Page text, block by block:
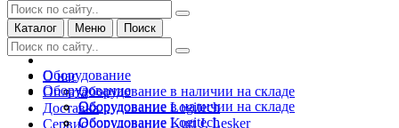
Каталог Меню Поиск
О нас
Оплата
Доставка
Сервис
Оборудование
Оборудование в наличии на складе
Оборудование Logitech
Оборудование Kurt J. Lesker
Оборудование
Оборудование в наличии на складе
Оборудование Logitech